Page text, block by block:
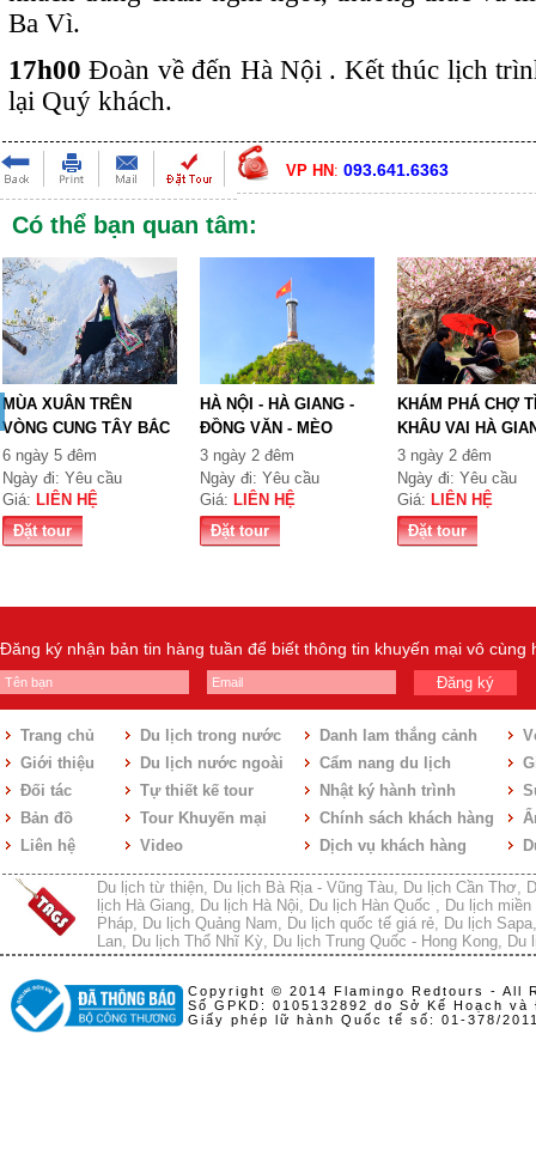
Ba Vì.
17h00Đoàn về đến Hà Nội . Kết thúc lịch
lại Quý khách.
VP HN : 093.641.6363
Có thể bạn quan tâm:
MÙA XUÂN TRÊN
VÒNG CUNG TÂY BẮC
TỔ QUỐ...
6 ngày 5 đêm
Ngày đi: Yêu cầu
Giá: LIÊN HỆ
Đặt tour
HÀ NỘI - HÀ GIANG -
ĐỒNG VĂN - MÈO
VẠC...
3 ngày 2 đêm
Ngày đi: Yêu cầu
Giá: LIÊN HỆ
Đặt tour
KHÁM PHÁ CHỢ
KHÂU VAI HÀ
3 ngày 2 đêm
Ngày đi: Yêu cầu
Giá: LIÊN HỆ
Đặt tour
Đăng ký nhận bản tin hàng tuần để biết thông tin khuyến mại vô cùng
Đăng ký
Trang chủ
Giới thiệu
Đối tác
Bản đồ
Liên hệ
Du lịch trong nước
Du lịch nước ngoài
Tự thiết kế tour
Tour Khuyến mại
Video
Danh lam thắng cảnh
Cẩm nang du lịch
Nhật ký hành trình
Chính sách khách hàng
Dịch vụ khách hàng
Du lịch từ thiện Du lịch Bà Rịa - Vũng Tàu Du lịch Cần Thơ
lịch Hà Giang
Du lịch Hà Nội Du lịch Hàn Quốc
Du lịch miền
Pháp
Du lịch Quảng Nam Du lịch quốc tế giá rẻ Du lịch Sapa
Lan
Du lịch Thổ Nhĩ Kỳ Du lịch Trung Quốc - Hong Kong Du
Copyright © 2014 Flamingo Redtours - All
Số GPKD: 0105132892 do Sở Kế Hoạch
Giấy phép lữ hành Quốc tế số: 01-378/